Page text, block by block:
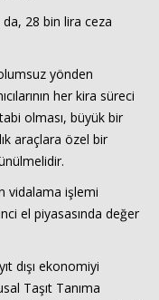
da, 28 bin lira ceza
yönden
her kira süreci
olması, büyük bir
araçlara özel bir
vidalama işlemi
el piyasasında değer
dışı ekonomiyi
Taşıt Tanıma